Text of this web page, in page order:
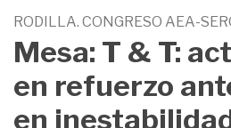
RODILLA. CONGRESO AEA-
Mesa: T & T:
en refuerzo
en